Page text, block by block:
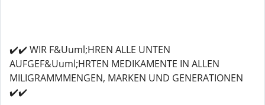
✔️✔️ WIR F&Uuml;HREN ALLE UNTEN
AUFGEF&Uuml;HRTEN MEDIKAMENTE IN ALLEN
MILIGRAMMMENGEN, MARKEN UND GENERATIONEN
✔️✔️